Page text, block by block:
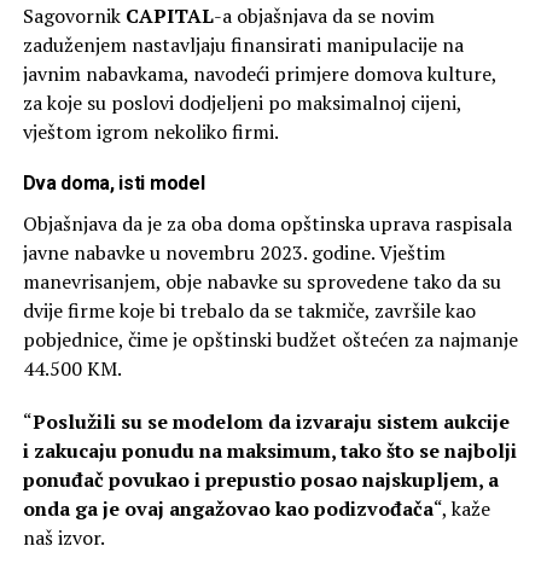
Sagovornik CAPITAL-a objašnjava da se novim
zaduženjem nastavljaju finansirati manipulacije na
javnim nabavkama, navodeći primjere domova kulture,
za koje su poslovi dodjeljeni po maksimalnoj cijeni,
vještom igrom nekoliko firmi.
Dva doma, isti model
Objašnjava da je za oba doma opštinska uprava raspisala
javne nabavke u novembru 2023. godine. Vještim
manevrisanjem, obje nabavke su sprovedene tako da su
dvije firme koje bi trebalo da se takmiče, završile kao
pobjednice, čime je opštinski budžet oštećen za najmanje
44.500 KM.
“Poslužili su se modelom da izvaraju sistem aukcije
i zakucaju ponudu na maksimum, tako što se najbolji
ponuđač povukao i prepustio posao najskupljem, a
onda ga je ovaj angažovao kao podizvođača“, kaže
naš izvor.